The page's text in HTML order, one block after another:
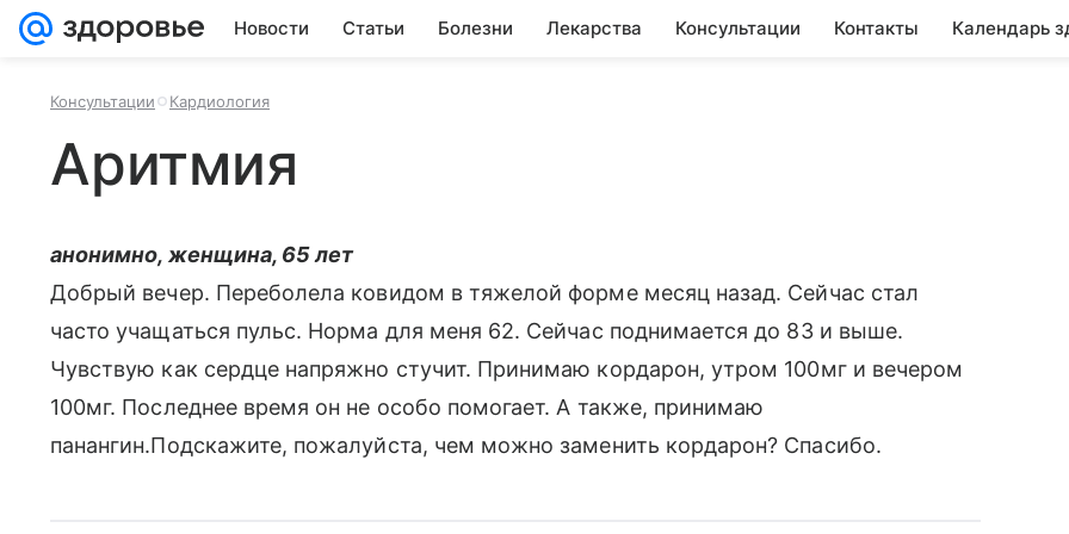
Новости Статьи Болезни Лекарства Консультации Контакты Календарь
Консультации Кардиология
Аритмия
анонимно, женщина, 65 лет
Добрый вечер. Переболела ковидом в тяжелой форме месяц назад. Сейчас стал
часто учащаться пульс. Норма для меня 62. Сейчас поднимается до 83 и выше.
Чувствую как сердце напряжно стучит. Принимаю кордарон, утром 100мг и вечером
100мг. Последнее время он не особо помогает. А также, принимаю
панангин.Подскажите, пожалуйста, чем можно заменить кордарон? Спасибо.